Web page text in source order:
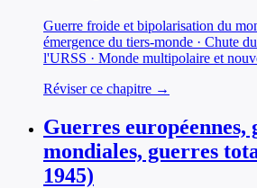
Guerre froide et bipolarisation du
émergence du tiers-monde · Chute
l'URSS · Monde multipolaire et
Réviser ce chapitre →
Guerres européennes,
mondiales, guerres
1945)